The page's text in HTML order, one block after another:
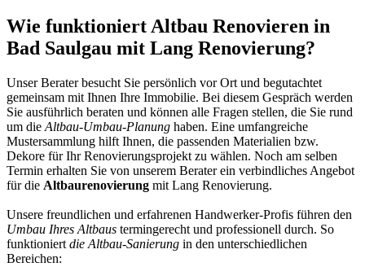
Wie funktioniert Altbau Renovieren in
Bad Saulgau mit Lang Renovierung?
Unser Berater besucht Sie persönlich vor Ort und begutachtet
gemeinsam mit Ihnen Ihre Immobilie. Bei diesem Gespräch werden
Sie ausführlich beraten und können alle Fragen stellen, die Sie rund
um die Altbau-Umbau-Planung haben. Eine umfangreiche
Mustersammlung hilft Ihnen, die passenden Materialien bzw.
Dekore für Ihr Renovierungsprojekt zu wählen. Noch am selben
Termin erhalten Sie von unserem Berater ein verbindliches Angebot
für die Altbaurenovierung mit Lang Renovierung.
Unsere freundlichen und erfahrenen Handwerker-Profis führen den
Umbau Ihres Altbaus termingerecht und professionell durch. So
funktioniert die Altbau-Sanierung in den unterschiedlichen
Bereichen: